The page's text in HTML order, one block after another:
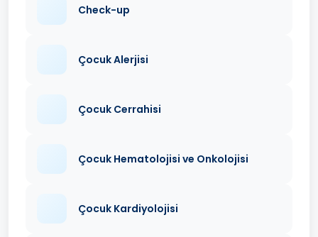
Check-up
Çocuk Alerjisi
Çocuk Cerrahisi
Çocuk Hematolojisi ve Onkolojisi
Çocuk Kardiyolojisi